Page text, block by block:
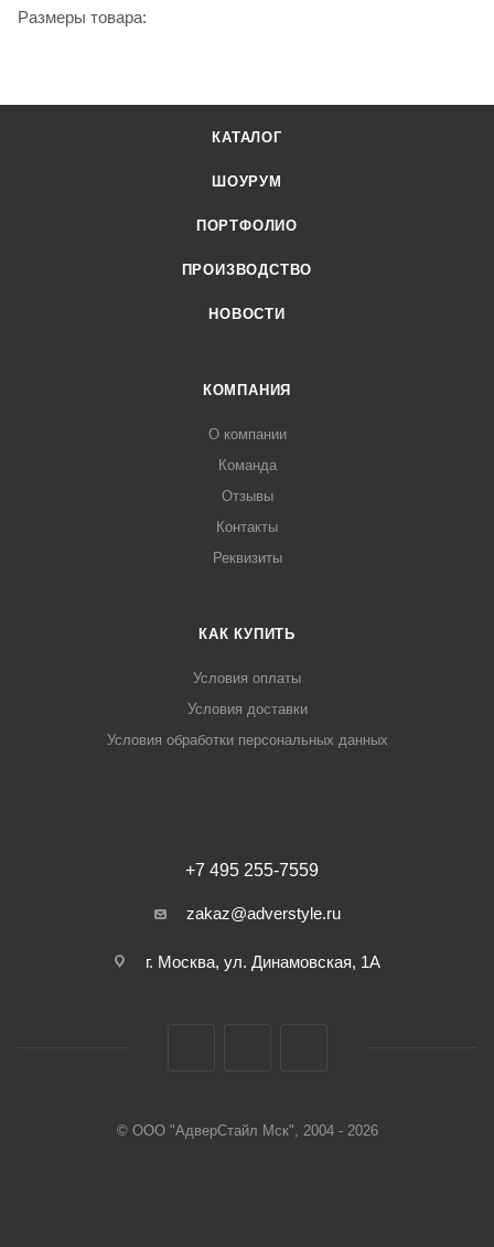
Размеры товара:
КАТАЛОГ
ШОУРУМ
ПОРТФОЛИО
ПРОИЗВОДСТВО
НОВОСТИ
КОМПАНИЯ
О компании
Команда
Отзывы
Контакты
Реквизиты
КАК КУПИТЬ
Условия оплаты
Условия доставки
Условия обработки персональных данных
+7 495 255-7559
zakaz@adverstyle.ru
г. Москва, ул. Динамовская, 1А
© ООО "АдверСтайл Мск", 2004 - 2026